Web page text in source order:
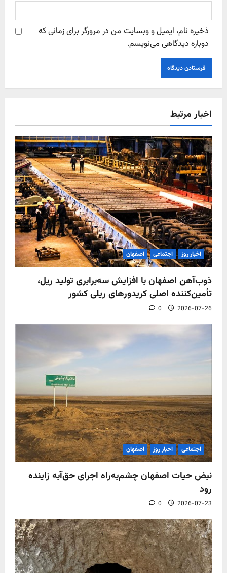
ذخیره نام، ایمیل و وبسایت من در مرورگر برای زمانی که
دوباره دیدگاهی می‌نویسم.
اخبار مرتبط
اخبار روز اجتماعی اصفهان
ذوب‌آهن اصفهان با افزایش سه‌برابری تولید ریل،
تأمین‌کننده اصلی کریدورهای ریلی کشور
2026-07-26
0
اجتماعی اخبار روز اصفهان
نبض حیات اصفهان چشم‌به‌راه اجرای حق‌آبه زاینده
رود
2026-07-23
0